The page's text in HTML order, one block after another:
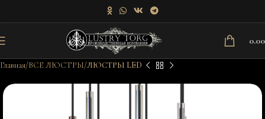
Главная ВСЕ ЛЮСТРЫ ЛЮСТРЫ LED